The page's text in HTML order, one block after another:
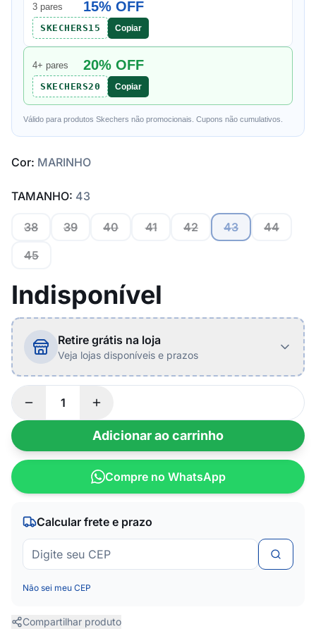
3 pares 15% OFF
SKECHERS15 Copiar
4+ pares 20% OFF
SKECHERS20 Copiar
Válido para produtos Skechers não promocionais. Cupons não cumulativos.
Cor: MARINHO
TAMANHO: 43
38 39 40 41 42 43
44
45
Indisponível
Retire grátis na loja
Veja lojas disponíveis e prazos
Adicionar ao carrinho
Compre no WhatsApp
Calcular frete e prazo
Não sei meu CEP
Compartilhar produto